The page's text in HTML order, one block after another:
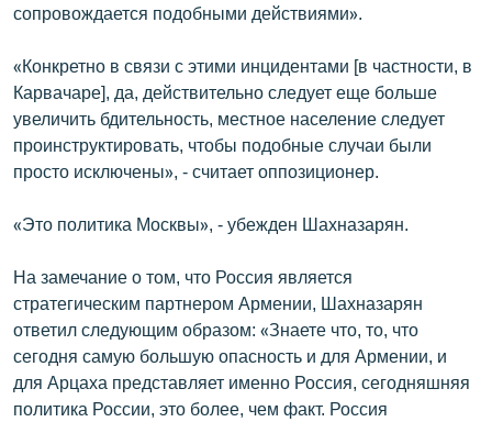
сопровождается подобными действиями».
«Конкретно в связи с этими инцидентами [в частности, в
Карвачаре], да, действительно следует еще больше
увеличить бдительность, местное население следует
проинструктировать, чтобы подобные случаи были
просто исключены», - считает оппозиционер.
«Это политика Москвы», - убежден Шахназарян.
На замечание о том, что Россия является
стратегическим партнером Армении, Шахназарян
ответил следующим образом: «Знаете что, то, что
сегодня самую большую опасность и для Армении, и
для Арцаха представляет именно Россия, сегодняшняя
политика России, это более, чем факт. Россия